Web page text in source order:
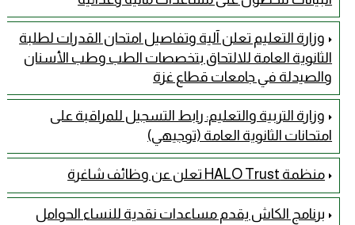
وزارة التعليم تعلن آلية وتفاصيل امتحان القدرات لطلبة
الثانوية العامة للالتحاق بتخصصات الطب وطب الأسنان
والصيدلة في جامعات قطاع غزة
وزارة التربية والتعليم: رابط التسجيل للمراقبة على
امتحانات الثانوية العامة (توجيهي)
منظمة HALO Trust تعلن عن وظائف شاغرة
برنامج الكاش يقدم مساعدات نقدية للنساء الحوامل